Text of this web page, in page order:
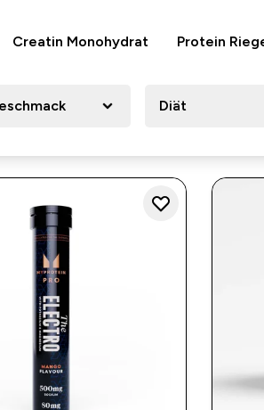
Creatin Monohydrat Protein
Diät